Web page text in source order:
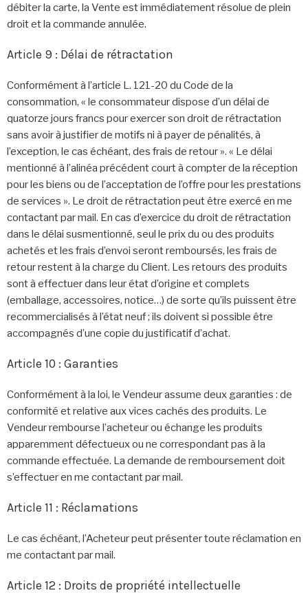
débiter la carte, la Vente est immédiatement résolue de plein
droit et la commande annulée.
Article 9 : Délai de rétractation
Conformément à l’article L. 121-20 du Code de la
consommation, « le consommateur dispose d’un délai de
quatorze jours francs pour exercer son droit de rétractation
sans avoir à justifier de motifs ni à payer de pénalités, à
l’exception, le cas échéant, des frais de retour ». « Le délai
mentionné à l’alinéa précédent court à compter de la réception
pour les biens ou de l’acceptation de l’offre pour les prestations
de services ». Le droit de rétractation peut être exercé en me
contactant par mail. En cas d’exercice du droit de rétractation
dans le délai susmentionné, seul le prix du ou des produits
achetés et les frais d’envoi seront remboursés, les frais de
retour restent à la charge du Client. Les retours des produits
sont à effectuer dans leur état d’origine et complets
(emballage, accessoires, notice…) de sorte qu’ils puissent être
recommercialisés à l’état neuf ; ils doivent si possible être
accompagnés d’une copie du justificatif d’achat.
Article 10 : Garanties
Conformément à la loi, le Vendeur assume deux garanties : de
conformité et relative aux vices cachés des produits. Le
Vendeur rembourse l’acheteur ou échange les produits
apparemment défectueux ou ne correspondant pas à la
commande effectuée. La demande de remboursement doit
s’effectuer en me contactant par mail.
Article 11 : Réclamations
Le cas échéant, l’Acheteur peut présenter toute réclamation en
me contactant par mail.
Article 12 : Droits de propriété intellectuelle